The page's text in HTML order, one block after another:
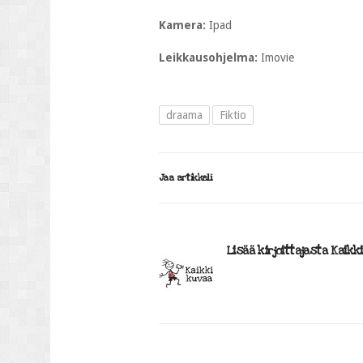
Kamera: Ipad
Leikkausohjelma: Imovie
draama Fiktio
Jaa artikkeli
Lisää kirjoittajasta